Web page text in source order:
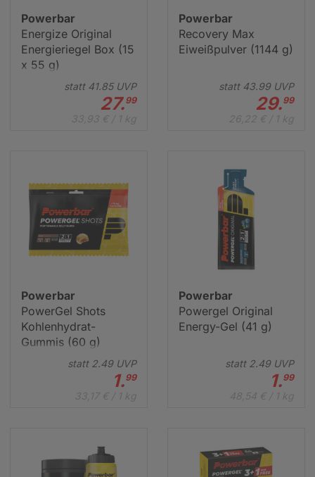
Powerbar
Energize Original
Energieriegel Box (15
x 55 g)
statt 41.85UVP
27.99
Powerbar
Recovery Max
Eiweißpulver (1144 g)
statt 43.99UVP
29.99
Powerbar
PowerGel Shots
Kohlenhydrat-
Gummis (60 g)
statt 2.49UVP
1.99
Powerbar
Powergel Original
Energy-Gel (41 g)
statt 2.49UVP
1.99